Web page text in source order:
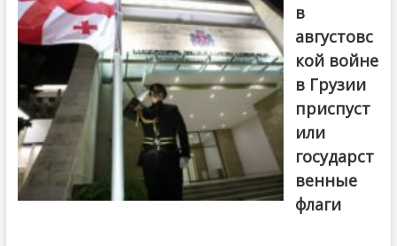
в
августовс
кой войне
в Грузии
приспуст
или
государст
венные
флаги